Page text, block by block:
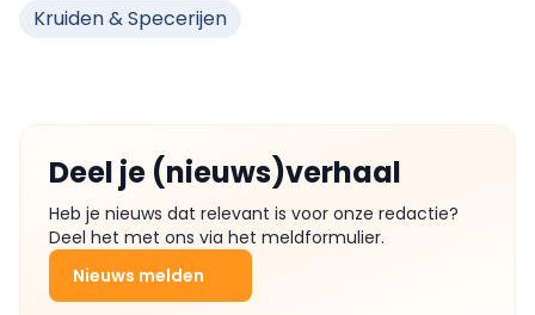
Kruiden & Specerijen
Deel je (nieuws)verhaal
Heb je nieuws dat relevant is voor onze redactie?
Deel het met ons via het meldformulier.
Nieuws melden